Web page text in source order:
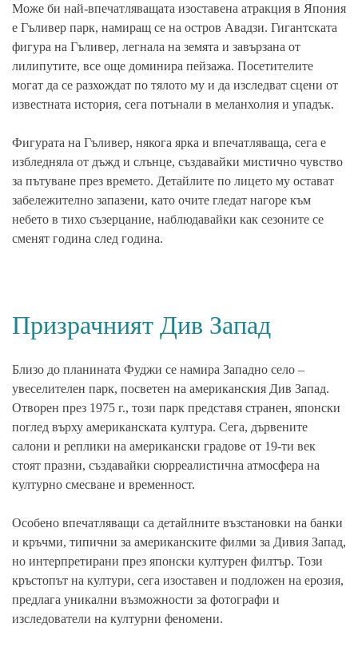
Може би най-впечатляващата изоставена атракция в Япония
е Гъливер парк, намиращ се на остров Авадзи. Гигантската
фигура на Гъливер, легнала на земята и завързана от
лилипутите, все още доминира пейзажа. Посетителите
могат да се разхождат по тялото му и да изследват сцени от
известната история, сега потънали в меланхолия и упадък.
Фигурата на Гъливер, някога ярка и впечатляваща, сега е
избледняла от дъжд и слънце, създавайки мистично чувство
за пътуване през времето. Детайлите по лицето му остават
забележително запазени, като очите гледат нагоре към
небето в тихо съзерцание, наблюдавайки как сезоните се
сменят година след година.
Призрачният Див Запад
Близо до планината Фуджи се намира Западно село –
увеселителен парк, посветен на американския Див Запад.
Отворен през 1975 г., този парк представя странен, японски
поглед върху американската култура. Сега, дървените
салони и реплики на американски градове от 19-ти век
стоят празни, създавайки сюрреалистична атмосфера на
културно смесване и временност.
Особено впечатляващи са детайлните възстановки на банки
и кръчми, типични за американските филми за Дивия Запад,
но интерпретирани през японски културен филтър. Този
кръстопът на култури, сега изоставен и подложен на ерозия,
предлага уникални възможности за фотографи и
изследователи на културни феномени.